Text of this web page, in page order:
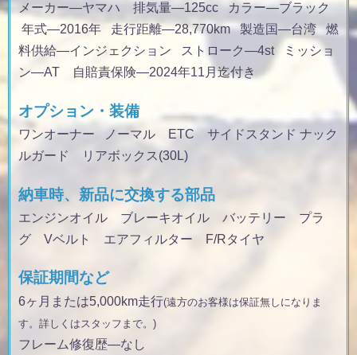
メーカー—ヤマハ 排気量—125cc カラー—ブラック
年式—2016年 走行距離—28,770km製造国—台湾燃
料供給—インジェクション ストローク—4stミッショ
ン—AT 自賠責保険—2024年11月迄付き
オプション・装備
ワンオーナー ノーマル ETC サイドスタンド ナック
ルガード リアボックス(30L)
納車時、新品に交換する部品
エンジンオイル ブレーキオイル バッテリー プラ
グ Vベルト エアフィルター F/Rタイヤ
保証期間など
6ヶ月または5,000km走行(遠方のお客様は保証無しになりま
す。詳しくはスタッフまで。)
フレーム修復歴—なし